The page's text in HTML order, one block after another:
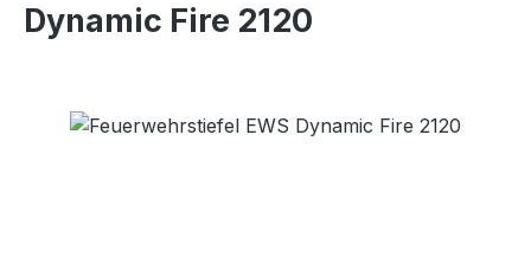
Dynamic Fire 2120